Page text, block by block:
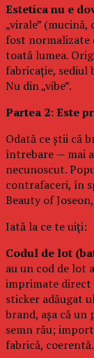
Estetica nu e
„virale”
fost normalizate
toată lumea.
fabricație, sediul
Nu din „vibe”.
Partea 2: Este
Odată ce știi că
întrebare — mai
necunoscut.
contrafaceri, în
Beauty of
Iată la ce te uiți:
Codul de lot
au un cod de lot
imprimate direct
sticker adăugat
brand, așa că
semn rău;
fabrică, coerentă.